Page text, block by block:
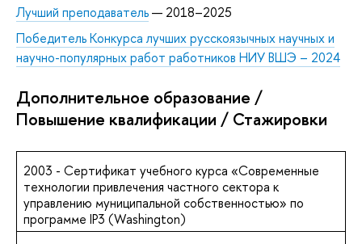
Лучший преподаватель— 2018–2025
Победитель Конкурса лучших русскоязычных научных и
научно-популярных работ работников НИУ ВШЭ – 2024
Дополнительное образование /
Повышение квалификации / Стажировки
2003 - Сертификат учебного курса «Современные
технологии привлечения частного сектора к
управлению муниципальной собственностью» по
программе IP3 (Washington)